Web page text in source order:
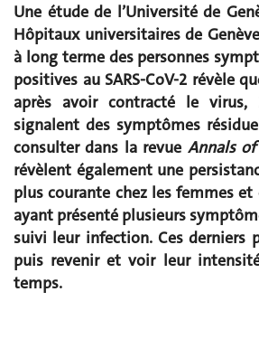
Une étude de l’Université de
Hôpitaux universitaires de
à long terme des personnes
positives au SARS-CoV-2 révèle
après avoir contracté le virus,
signalent des symptômes
consulter dans la revue Annals
révèlent également une
plus courante chez les femmes et
ayant présenté plusieurs
suivi leur infection. Ces derniers
puis revenir et voir leur
temps.